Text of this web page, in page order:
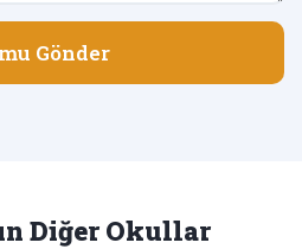
Gönder
Diğer Okullar